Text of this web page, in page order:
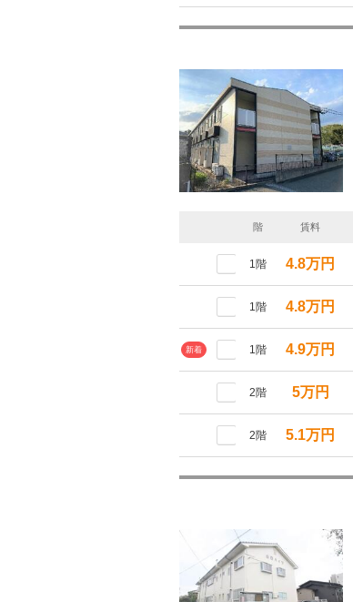
階 賃料
1階 4.8万円
1階 4.8万円
新着 1階 4.9万円
2階 5万円
2階 5.1万円